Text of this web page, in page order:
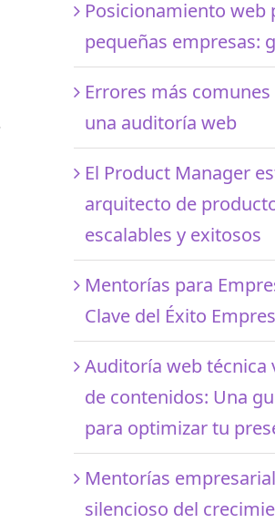
Posicionamiento web
pequeñas empresas:
Errores más
una auditoría web
El Product Manager
arquitecto de
escalables y exitosos
Mentorías para
Clave del Éxito
Auditoría web técnica
de contenidos: Una
para optimizar tu
Mentorías
silencioso del